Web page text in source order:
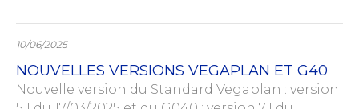
10/06/2025
NOUVELLES VERSIONS VEGAPLAN ET G40
Nouvelle version du Standard Vegaplan : version